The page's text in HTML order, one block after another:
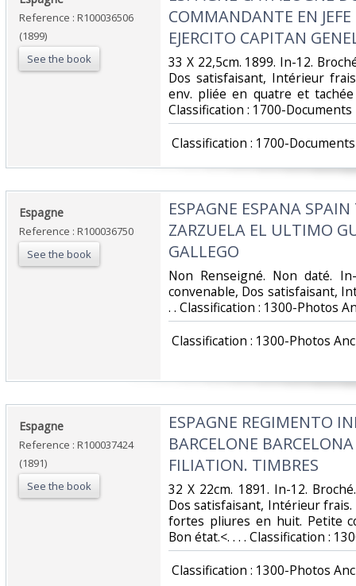
Reference : R100036506
(1899)
See the book
COMMANDANTE EN
EJERCITO CAPITAN
‎33 X 22,5cm. 1899. In-12.
Dos satisfaisant, Intérieur
env. pliée en quatre et
Classification : 1700-
Classification : 1700-
‎Espagne‎
Reference : R100036750
See the book
‎ESPAGNE ESPANA
ZARZUELA EL ULTIMO
GALLEGO‎
‎Non Renseigné. Non daté.
convenable, Dos satisfaisant,
. . Classification : 1300-Photos
Classification : 1300-Photos
‎Espagne‎
Reference : R100037424
(1891)
See the book
‎ESPAGNE REGIMENTO
BARCELONE
FILIATION. TIMBRES‎
‎32 X 22cm. 1891. In-12.
Dos satisfaisant, Intérieur frais.
fortes pliures en huit. Petite
Bon état.<. . . . Classification :
Classification : 1300-Photos